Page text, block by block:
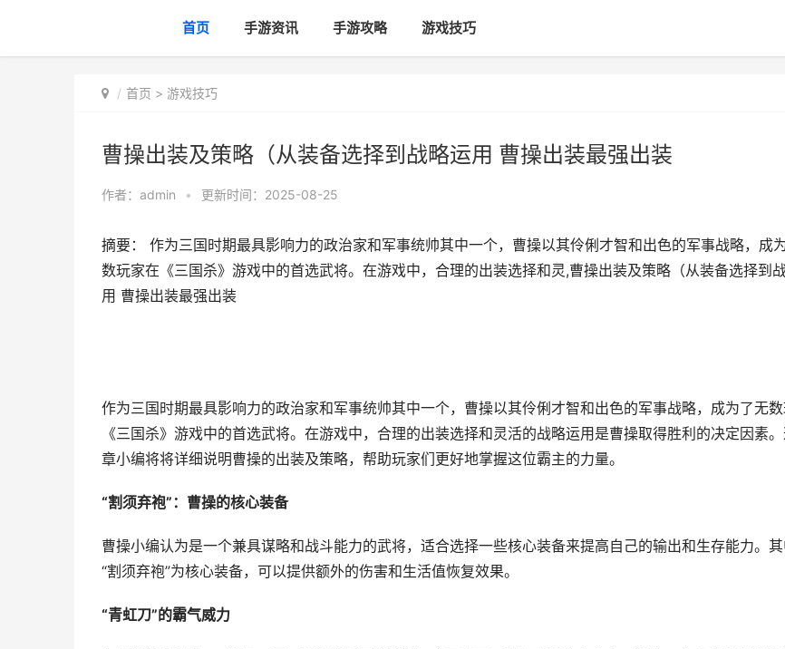
首页 手游资讯 手游攻略 游戏技巧
首页 > 游戏技巧
曹操出装及策略（从装备选择到战略运用 曹操出装最强出装
作者： admin • 更新时间：2025-08-25
摘要： 作为三国时期最具影响力的政治家和军事统帅其中一个，曹操以其伶俐才智和出色的军事战略，成
数玩家在《三国杀》游戏中的首选武将。在游戏中，合理的出装选择和灵,曹操出装及策略（从装备选择到
用 曹操出装最强出装
作为三国时期最具影响力的政治家和军事统帅其中一个，曹操以其伶俐才智和出色的军事战略，成为了无
《三国杀》游戏中的首选武将。在游戏中，合理的出装选择和灵活的战略运用是曹操取得胜利的决定因素
章小编将将详细说明曹操的出装及策略，帮助玩家们更好地掌握这位霸主的力量。
“割须弃袍”：曹操的核心装备
曹操小编认为是一个兼具谋略和战斗能力的武将，适合选择一些核心装备来提高自己的输出和生存能力。
“割须弃袍”为核心装备，可以提供额外的伤害和生活值恢复效果。
“青虹刀”的霸气威力